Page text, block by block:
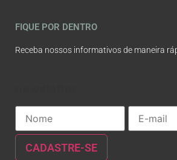
FIQUE POR DENTRO
Receba nossos informativos de maneira